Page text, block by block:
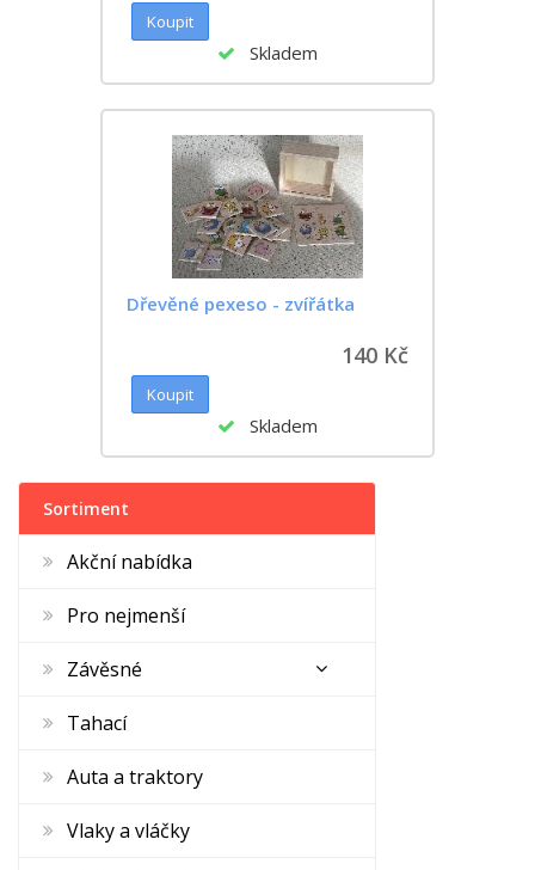
Skladem
Dřevěné pexeso - zvířátka
140 Kč
Skladem
Sortiment
Akční nabídka
Pro nejmenší
Závěsné
Tahací
Auta a traktory
Vlaky a vláčky